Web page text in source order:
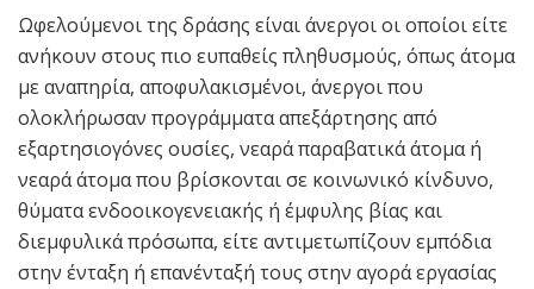
Ωφελούμενοι της δράσης είναι άνεργοι οι οποίοι είτε
ανήκουν στους πιο ευπαθείς πληθυσμούς, όπως άτομα
με αναπηρία, αποφυλακισμένοι, άνεργοι που
ολοκλήρωσαν προγράμματα απεξάρτησης από
εξαρτησιογόνες ουσίες, νεαρά παραβατικά άτομα ή
νεαρά άτομα που βρίσκονται σε κοινωνικό κίνδυνο,
θύματα ενδοοικογενειακής ή έμφυλης βίας και
διεμφυλικά πρόσωπα, είτε αντιμετωπίζουν εμπόδια
στην ένταξη ή επανένταξή τους στην αγορά εργασίας